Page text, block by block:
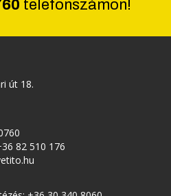
telefonszámon!
út 18.
82 510 176